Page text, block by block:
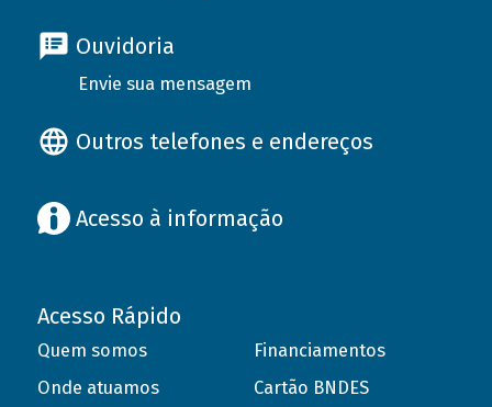
Ouvidoria
Envie sua mensagem
Outros telefones e endereços
Acesso à informação
Acesso Rápido
Quem somos
Onde atuamos
Financiamentos
Cartão BNDES